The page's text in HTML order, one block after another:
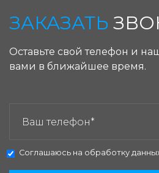
ЗАКАЗАТЬ
Оставьте свой телефон и
вами в ближайшее время.
Соглашаюсь на обработку